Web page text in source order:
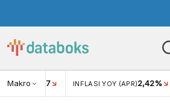
Makro
USD/IDR 17 INFLASI YOY (APR)2,42%